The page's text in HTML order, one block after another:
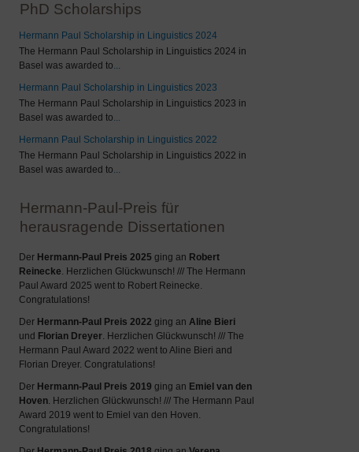
PhD Scholarships
Hermann Paul Scholarship in Linguistics 2024
The Hermann Paul Scholarship in Linguistics 2024 in
Basel was awarded to...
Hermann Paul Scholarship in Linguistics 2023
The Hermann Paul Scholarship in Linguistics 2023 in
Basel was awarded to...
Hermann Paul Scholarship in Linguistics 2022
The Hermann Paul Scholarship in Linguistics 2022 in
Basel was awarded to...
Hermann-Paul-Preis für
herausragende Dissertationen
Der Hermann-Paul Preis 2025 ging an Robert
Reinecke. Herzlichen Glückwunsch! /// The Hermann
Paul Award 2025 went to Robert Reinecke.
Congratulations!
Der Hermann-Paul Preis 2022 ging an Aline Bieri
und Florian Dreyer. Herzlichen Glückwunsch! /// The
Hermann Paul Award 2022 went to Aline Bieri and
Florian Dreyer. Congratulations!
Der Hermann-Paul Preis 2019 ging an Emiel van den
Hoven. Herzlichen Glückwunsch! /// The Hermann Paul
Award 2019 went to Emiel van den Hoven.
Congratulations!